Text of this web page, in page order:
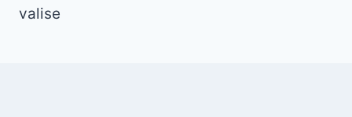
valise